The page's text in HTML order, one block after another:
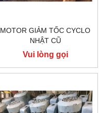
MOTOR GIẢM TỐC CYCLO
NHẬT CŨ
Vui lòng gọi